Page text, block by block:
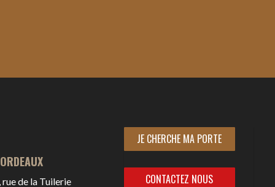
rue de la Tuilerie
JE CHERCHE MA PORTE
CONTACTEZ NOUS